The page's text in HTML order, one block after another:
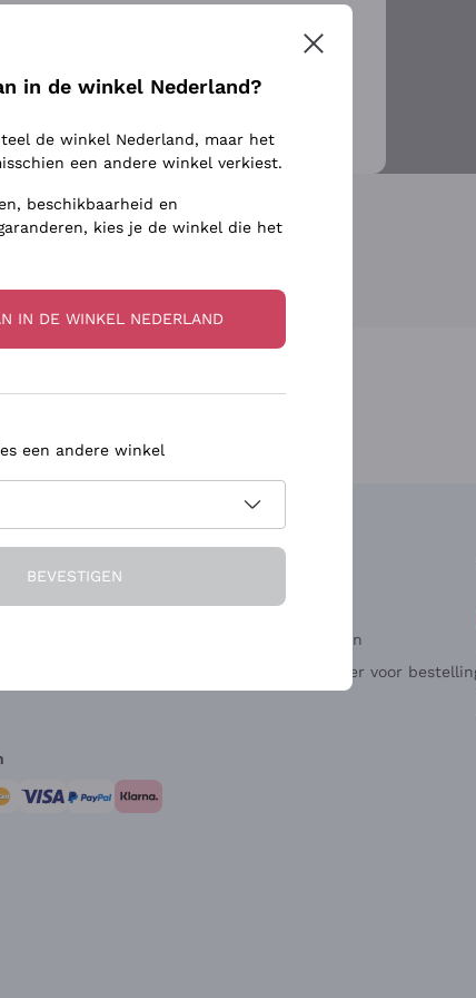
Frati
Chardonnay
Sauvignon
Klantenservice
Verkoopvoorwaarden
Herroepingsformulier voor
Privacybeleid
in de winkel Nederland?
de winkel Nederland, maar het
een andere winkel verkiest.
beschikbaarheid en
kies je de winkel die het
IN DE WINKEL NEDERLAND
een andere winkel
BEVESTIGEN